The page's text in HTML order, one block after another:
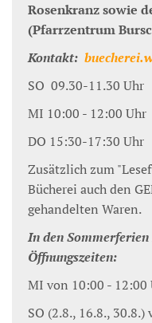
Rosenkranz sowie
(Pfarrzentrum
Kontakt:
SO 09.30-11.30 Uhr
MI 10:00 - 12:00 Uhr
DO 15:30-17:30 Uhr
Zusätzlich zum
Bücherei auch den
gehandelten Waren.
In den
Öffnungszeiten:
MI von 10:00 - 12:00
SO (2.8., 16.8.,